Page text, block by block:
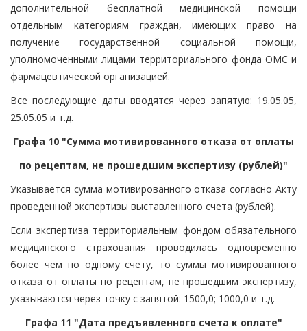
дополнительной бесплатной медицинской помощи
отдельным категориям граждан, имеющих право на
получение государственной социальной помощи,
уполномоченными лицами территориального фонда ОМС и
фармацевтической организацией.
Все последующие даты вводятся через запятую: 19.05.05,
25.05.05 и т.д.
Графа 10 "Сумма мотивированного отказа от оплаты
по рецептам, не прошедшим экспертизу (рублей)"
Указывается сумма мотивированного отказа согласно Акту
проведенной экспертизы выставленного счета (рублей).
Если экспертиза территориальным фондом обязательного
медицинского страхования проводилась одновременно
более чем по одному счету, то суммы мотивированного
отказа от оплаты по рецептам, не прошедшим экспертизу,
указываются через точку с запятой: 1500,0; 1000,0 и т.д.
Графа 11 "Дата предъявленного счета к оплате"